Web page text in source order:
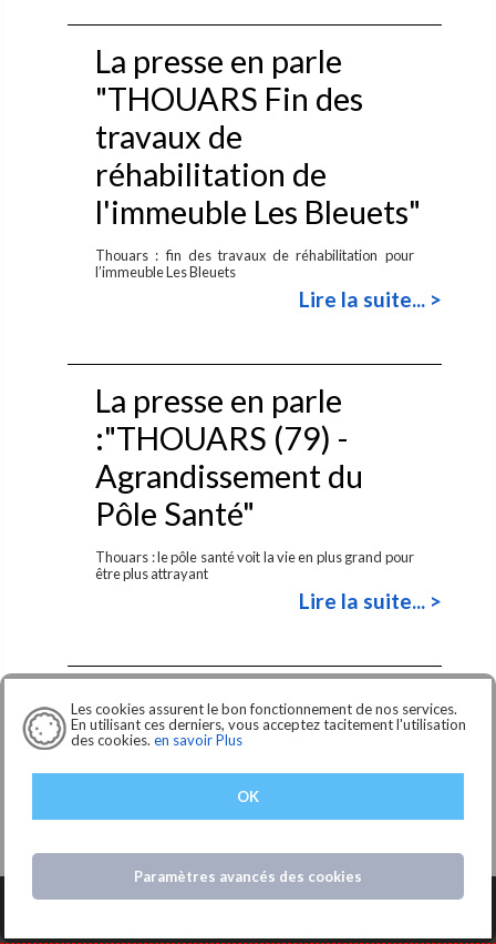
Les cookies assurent le bon fonctionnement de nos services.
En utilisant ces derniers, vous acceptez tacitement l'utilisation
des cookies. en savoir Plus
OK
Paramètres avancés des cookies
La presse en parle
"THOUARS Fin des
travaux de
réhabilitation de
l'immeuble Les Bleuets"
Thouars : fin des travaux de réhabilitation pour
l’immeuble Les Bleuets
Lire la suite... >
La presse en parle
:"THOUARS (79) -
Agrandissement du
Pôle Santé"
Thouars : le pôle santé voit la vie en plus grand pour
être plus attrayant
Lire la suite... >
ST VARENT (79) –
Restructuration et
extension de l’EHPAD «
le grand chêne »
Le bureau d'études ACE représenté par le cabinet
d'Architecture TRIADE, est titul...
Lire la suite... >